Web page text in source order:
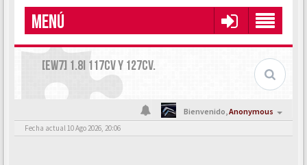
MENÚ
[EW7] 1.8I 117CV Y 127CV.
Bienvenido,Anonymous
Fecha actual 10 Ago 2026, 20:06